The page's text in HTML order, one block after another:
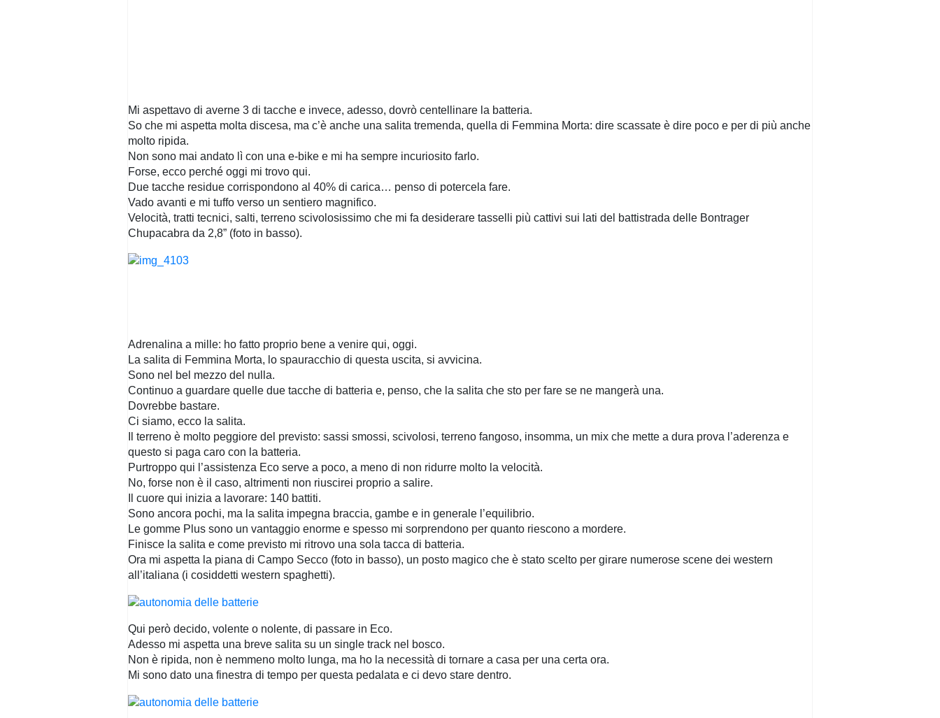
Mi aspettavo di averne 3 di tacche e invece, adesso, dovrò centellinare la batteria.
So che mi aspetta molta discesa, ma c’è anche una salita tremenda, quella di Femmina Morta: dire scassate è dire poco e per di più anche
molto ripida.
Non sono mai andato lì con una e-bike e mi ha sempre incuriosito farlo.
Forse, ecco perché oggi mi trovo qui.
Due tacche residue corrispondono al 40% di carica… penso di potercela fare.
Vado avanti e mi tuffo verso un sentiero magnifico.
Velocità, tratti tecnici, salti, terreno scivolosissimo che mi fa desiderare tasselli più cattivi sui lati del battistrada delle Bontrager
Chupacabra da 2,8” (foto in basso).
Adrenalina a mille: ho fatto proprio bene a venire qui, oggi.
La salita di Femmina Morta, lo spauracchio di questa uscita, si avvicina.
Sono nel bel mezzo del nulla.
Continuo a guardare quelle due tacche di batteria e, penso, che la salita che sto per fare se ne mangerà una.
Dovrebbe bastare.
Ci siamo, ecco la salita.
Il terreno è molto peggiore del previsto: sassi smossi, scivolosi, terreno fangoso, insomma, un mix che mette a dura prova l’aderenza e
questo si paga caro con la batteria.
Purtroppo qui l’assistenza Eco serve a poco, a meno di non ridurre molto la velocità.
No, forse non è il caso, altrimenti non riuscirei proprio a salire.
Il cuore qui inizia a lavorare: 140 battiti.
Sono ancora pochi, ma la salita impegna braccia, gambe e in generale l’equilibrio.
Le gomme Plus sono un vantaggio enorme e spesso mi sorprendono per quanto riescono a mordere.
Finisce la salita e come previsto mi ritrovo una sola tacca di batteria.
Ora mi aspetta la piana di Campo Secco (foto in basso), un posto magico che è stato scelto per girare numerose scene dei western
all’italiana (i cosiddetti western spaghetti).
Qui però decido, volente o nolente, di passare in Eco.
Adesso mi aspetta una breve salita su un single track nel bosco.
Non è ripida, non è nemmeno molto lunga, ma ho la necessità di tornare a casa per una certa ora.
Mi sono dato una finestra di tempo per questa pedalata e ci devo stare dentro.